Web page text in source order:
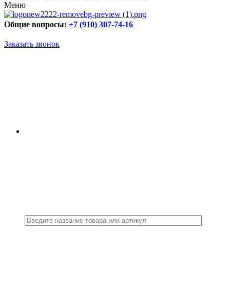
Меню
Общие вопросы: +7 (910) 307-74-16
Заказать звонок